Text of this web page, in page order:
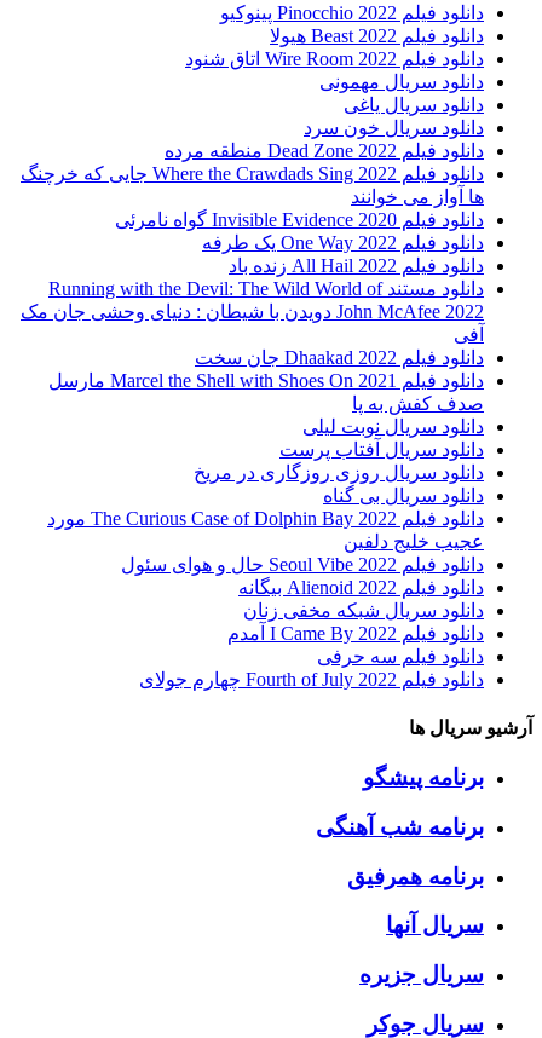
دانلود فیلم Pinocchio 2022 پینوکیو
دانلود فیلم Beast 2022 هیولا
دانلود فیلم Wire Room 2022 اتاق شنود
دانلود سریال مهمونی
دانلود سریال یاغی
دانلود سریال خون سرد
دانلود فیلم 2022 Dead Zone منطقه مرده
دانلود فیلم Where the Crawdads Sing 2022 جایی که خرچنگ
ها آواز می خوانند
دانلود فیلم 2020 Invisible Evidence گواه نامرئی
دانلود فیلم One Way 2022 یک طرفه
دانلود فیلم All Hail 2022 زنده باد
دانلود مستند Running with the Devil: The Wild World of
John McAfee 2022 دویدن با شیطان : دنیای وحشی جان مک
آفی
دانلود فیلم Dhaakad 2022 جان سخت
دانلود فیلم Marcel the Shell with Shoes On 2021 مارسل
صدف کفش به پا
دانلود سریال نوبت لیلی
دانلود سریال آفتاب پرست
دانلود سریال روزی روزگاری در مریخ
دانلود سریال بی گناه
دانلود فیلم The Curious Case of Dolphin Bay 2022 مورد
عجیب خلیج دلفین
دانلود فیلم Seoul Vibe 2022 حال و هوای سئول
دانلود فیلم Alienoid 2022 بیگانه
دانلود سریال شبکه مخفی زنان
دانلود فیلم I Came By 2022 آمدم
دانلود فیلم سه حرفی
دانلود فیلم Fourth of July 2022 چهارم جولای
آرشیو سریال ها
برنامه پیشگو
برنامه شب آهنگی
برنامه همرفیق
سریال آنها
سریال جزیره
سریال جوکر